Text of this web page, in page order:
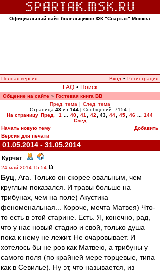
Официальный сайт болельщиков ФК "Спартак" Москва
Полная версия Вход • Регистрация
FAQ • Поиск
Общение на сайте » Гостевая книга ВВ
Пред. тема | След. тема
Страница 43 из 144 [ Сообщений: 7154 ]
На страницу Пред. 1 40 41 42 43 44 45 46
144
След.
Начать новую тему
Добавить
Версия для печати
01.05.2014 - 31.05.2014
Курчат -
24 май 2014 15:54
Буц , Ага. Только он скорее овальным, чем
круглым показался. И травы больше на
трибунах, чем на поле) Акустика
феноменальная... Короче, мечта Матвея) Что-
то есть в этой старине. Есть. Я, конечно, рад,
что у нас новый стадио и свой, только душа
пока к нему не лежит. Не очаровывает. И
хотелось бы не ров как Матвею, а трибуны у
самого поля (по крайней мере торцевые, типа
как в Севилье). Ну эт, что называется, из